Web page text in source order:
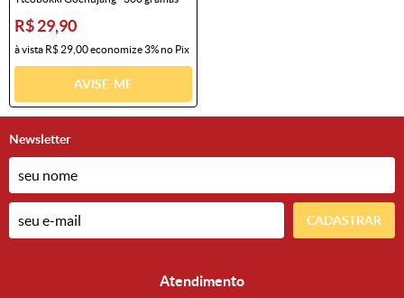
R$ 29,90
à vista R$ 29,00economize3%no Pix
AVISE-ME
Newsletter
CADASTRAR
Atendimento